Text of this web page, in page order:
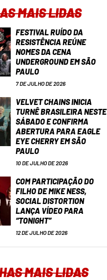
MAIS LIDAS
FESTIVAL RUÍDO DA
RESISTÊNCIA REÚNE
NOMES DA CENA
UNDERGROUND EM SÃO
PAULO
7 DE JULHO DE 2026
VELVET CHAINS INICIA
TURNÊ BRASILEIRA NESTE
SÁBADO E CONFIRMA
ABERTURA PARA EAGLE
EYE CHERRY EM SÃO
PAULO
10 DE JULHO DE 2026
COM PARTICIPAÇÃO DO
FILHO DE MIKE NESS,
SOCIAL DISTORTION
LANÇA VÍDEO PARA
“TONIGHT”
12 DE JULHO DE 2026
MAIS LIDAS